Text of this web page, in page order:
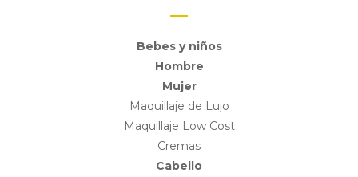
Bebes y niños
Hombre
Mujer
Maquillaje de Lujo
Maquillaje Low Cost
Cremas
Cabello